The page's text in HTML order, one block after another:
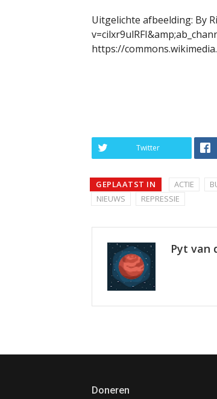
Uitgelichte afbeelding: By
https://
Twitter
GEPLAATST IN ACTIE
NIEUWS
REPRESSIE
Pyt van
Doneren